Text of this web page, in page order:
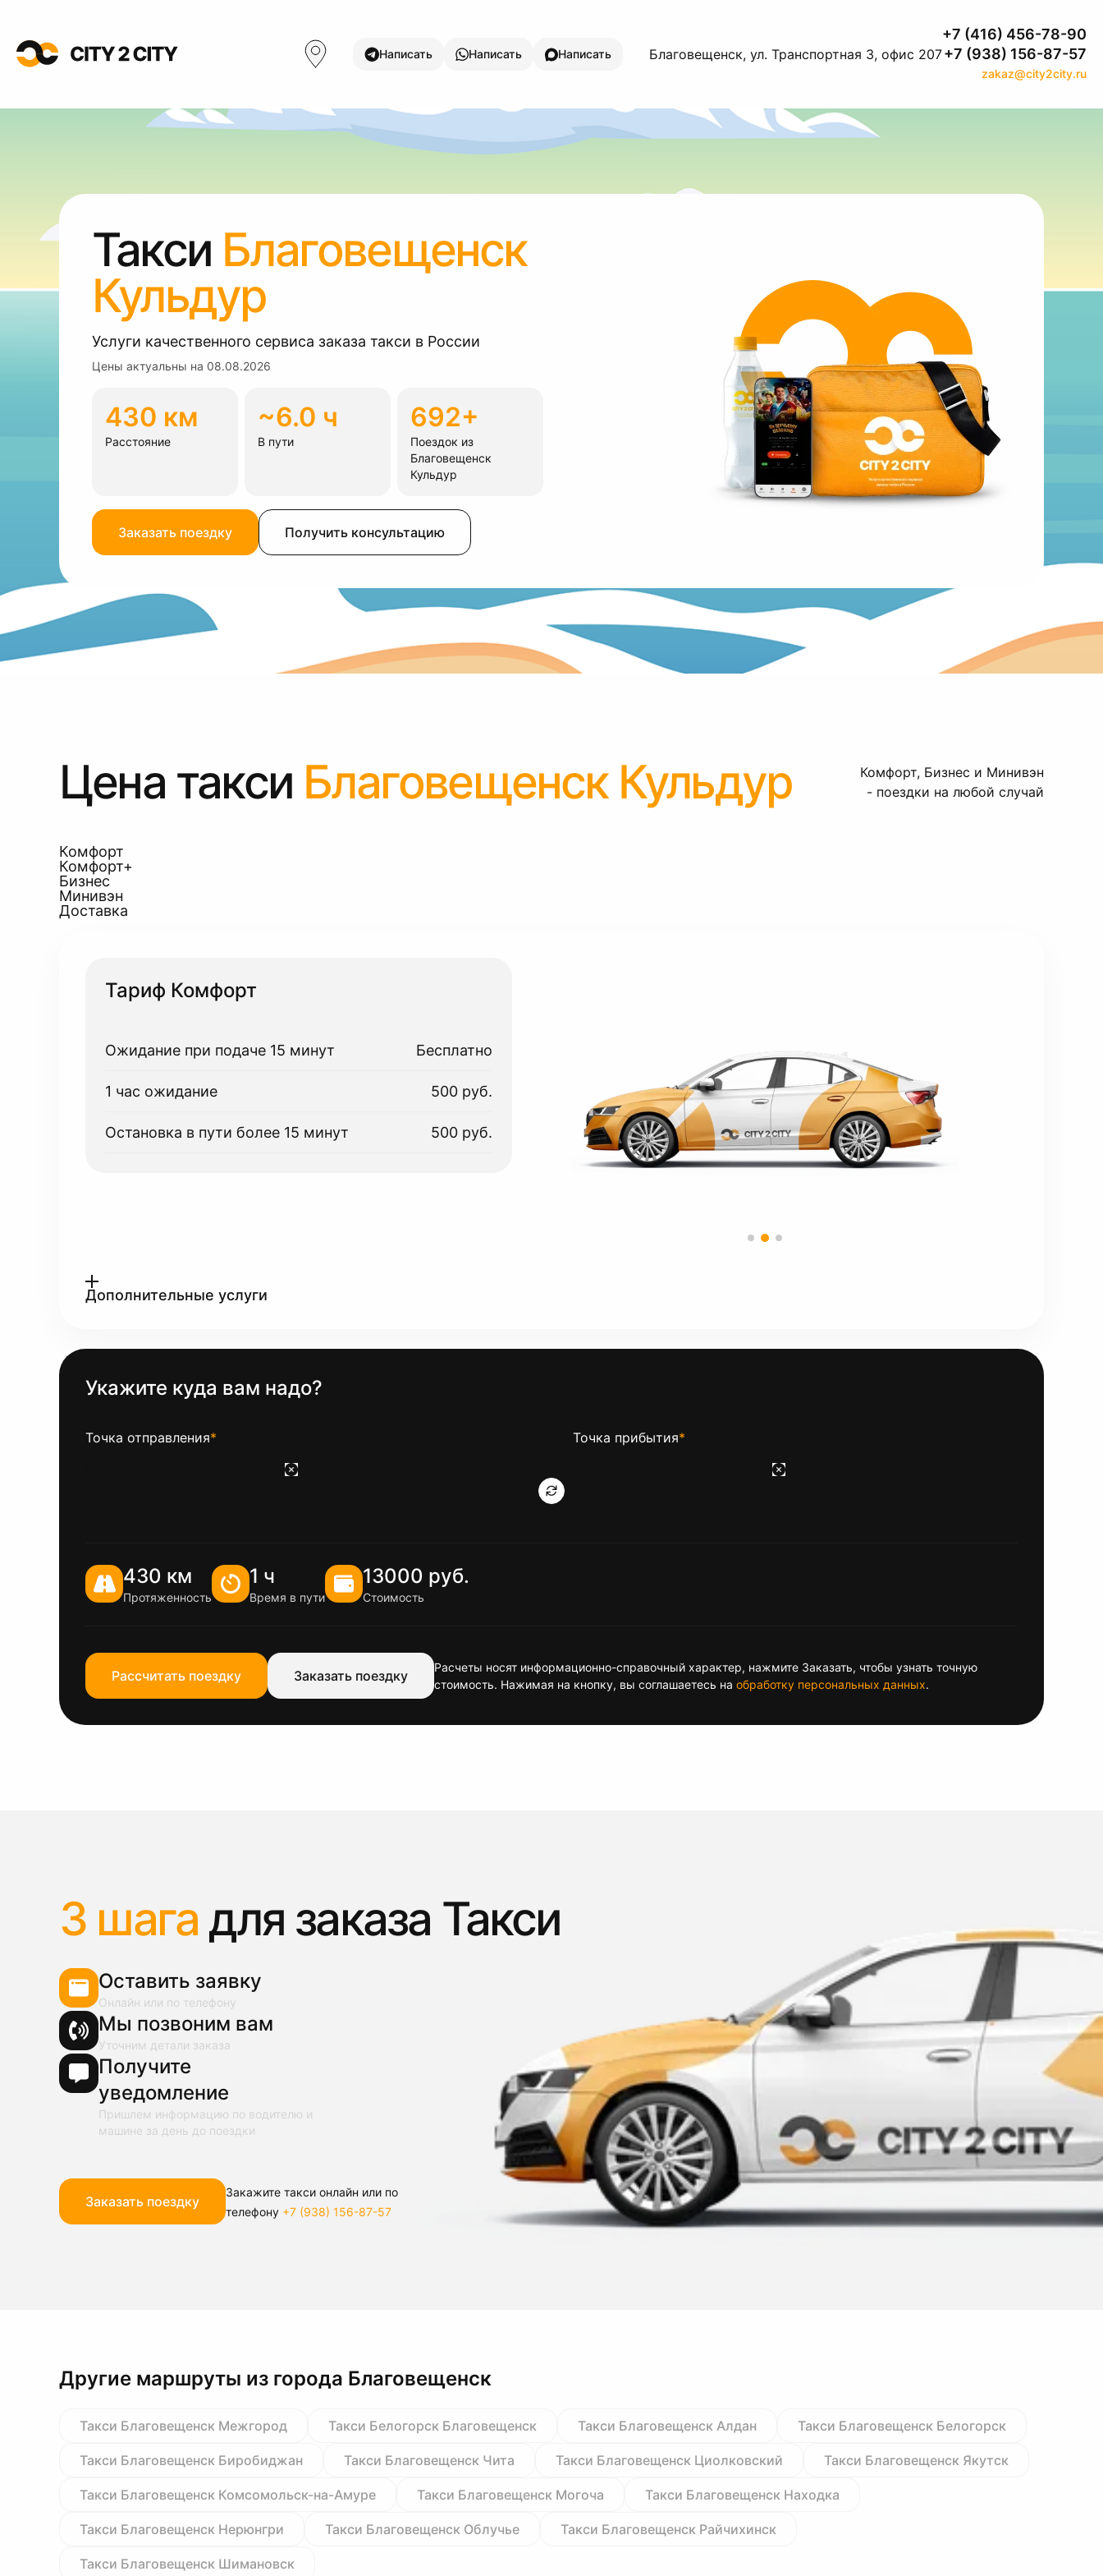
Написать Написать Написать Благовещенск, ул. Транспортная 3, офис 207
+7 (416) 456-78-90
+7 (938) 156-87-57
zakaz@city2city.ru
Такси Благовещенск
Кульдур
Услуги качественного сервиса заказа такси в России
Цены актуальны на 08.08.2026
430 км
Расстояние
~6.0 ч
В пути
692+
Поездок из
Благовещенск
Кульдур
Заказать поездку Получить консультацию
Цена такси Благовещенск Кульдур
Комфорт, Бизнес и Минивэн
- поездки на любой случай
Комфорт
Комфорт+
Бизнес
Минивэн
Доставка
Тариф Комфорт
Ожидание при подаче 15 минут Бесплатно
1 час ожидание 500 руб.
Остановка в пути более 15 минут 500 руб.
Дополнительные услуги
Укажите куда вам надо?
Точка отправления* Точка прибытия*
430 км
Протяженность
1 ч
Время в пути
13000 руб.
Стоимость
Рассчитать поездку Заказать поездку
Расчеты носят информационно-справочный характер, нажмите Заказать, чтобы узнать точную
стоимость. Нажимая на кнопку, вы соглашаетесь на обработку персональных данных.
3 шага для заказа Такси
Оставить заявку
Онлайн или по телефону
Мы позвоним вам
Уточним детали заказа
Получите
уведомление
Пришлем информацию по водителю и
машине за день до поездки
Заказать поездку
Закажите такси онлайн или по
телефону +7 (938) 156-87-57
Другие маршруты из города Благовещенск
Такси Благовещенск Межгород Такси Белогорск Благовещенск Такси Благовещенск Алдан Такси Благовещенск Белогорск
Такси Благовещенск Биробиджан Такси Благовещенск Чита Такси Благовещенск Циолковский Такси Благовещенск Якутск
Такси Благовещенск Комсомольск-на-Амуре Такси Благовещенск Могоча Такси Благовещенск Находка
Такси Благовещенск Нерюнгри Такси Благовещенск Облучье Такси Благовещенск Райчихинск
Такси Благовещенск Шимановск